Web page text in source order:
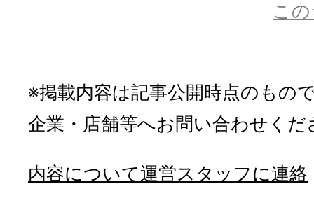
こ
※掲載内容は記事公開時点のもの
企業・店舗等へお問い合わせくだ
内容について運営スタッフに連絡